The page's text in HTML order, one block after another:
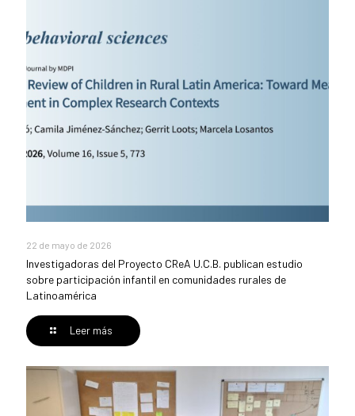
22 de mayo de 2026
Investigadoras del Proyecto CReA U.C.B. publican estudio
sobre participación infantil en comunidades rurales de
Latinoamérica
Leer más